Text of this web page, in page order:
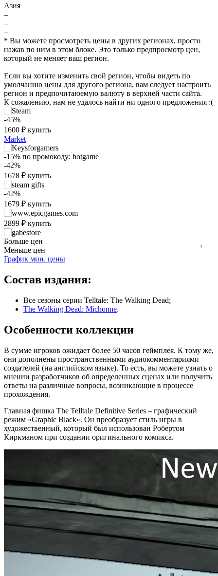
Азия
–
–
–
* Вы можете просмотреть цены в других регионах, просто
нажав по ним в этом блоке. Это только предпросмотр цен,
который не меняет ваш регион.
Если вы хотите изменить свой регион, чтобы видеть по
умолчанию цены для другого региона, вам следует настроить
регион и предпочитаюемую валюту в верхней части сайта.
К сожалению, нам не удалось найти ни одного предложения :(
-45%
1600 ₽ купить
Market
-15% по промокоду: hotgame
-42%
1678 ₽ купить
-42%
1679 ₽ купить
2899 ₽ купить
нет в наличии
нет в наличии
нет в наличии
нет в наличии
нет в наличии
нет в наличии
Больше цен
Меньше цен
t
₽
1,000
1,500
2,000
2,500
max2899
График мин. цены
Состав издания:
Все сезоны серии Telltale: The Walking Dead;
The Walking Dead: Michonne.
Особенности коллекции
В сумме игроков ожидает более 50 часов геймплея. К тому же,
они дополнены пространственными аудиокомментариями
создателей (на английском языке). То есть, вы можете узнать о
мнении разработчиков об определенных сценах или получить
ответы на различные вопросы, возникающие в процессе
прохождения.
Главная фишка The Telltale Definitive Series – графический
режим «Graphic Black». Он преобразует стиль игры в
художественный, который был использован Робертом
Киркманом при создании оригинального комикса.